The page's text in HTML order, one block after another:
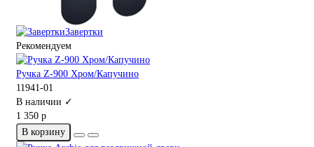
Завертки
Рекомендуем
Ручка Z-900 Хром/Капучино
11941-01
В наличии ✓
1 350 р
В корзину